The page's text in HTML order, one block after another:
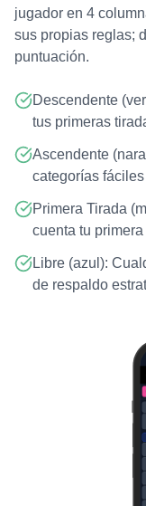
jugador en 4
sus propias reglas;
puntuación.
Descendente
tus primeras
Ascendente
categorías
Primera Tirada
cuenta tu
Libre (azul):
de respaldo